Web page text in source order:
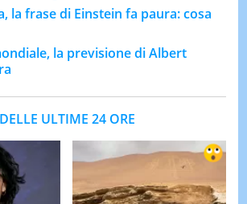
la frase di Einstein fa paura: cosa
la previsione di Albert
ULTIME 24 ORE